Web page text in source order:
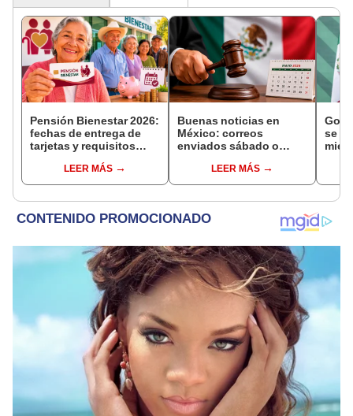
Pensión Bienestar 2026:
fechas de entrega de
tarjetas y requisitos
beneficiarios
LEER MÁS
Buenas noticias en
México: correos
enviados sábado o
amparo serán válidos
desde el siguiente día
LEER MÁS
se